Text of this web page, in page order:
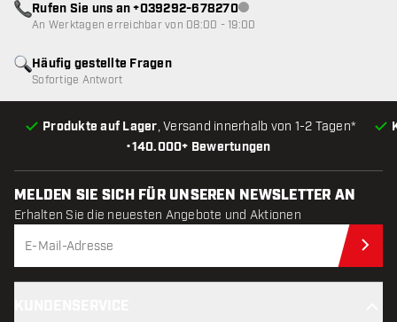
•140.000+ Bewertungen
Produkte auf Lager, Versand innerhalb von 1-2 Tagen*
Häufig gestellte Fragen
Sofortige Antwort
Rufen Sie uns an +039292-678270Kundenservice nicht
An Werktagen erreichbar von 08:00 - 19:00
MELDEN SIE SICH FÜR UNSEREN NEWSLETTER AN
Erhalten Sie die neuesten Angebote und Aktionen